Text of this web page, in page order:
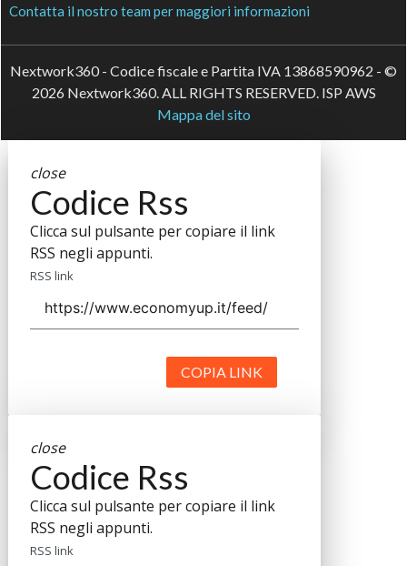
Contatta il nostro team per maggiori informazioni
Nextwork360 - Codice fiscale e Partita IVA 13868590962 - ©
2026 Nextwork360. ALL RIGHTS RESERVED. ISP AWS
Mappa del sito
close
Codice Rss
Clicca sul pulsante per copiare il link
RSS negli appunti.
RSS link
COPIA LINK
close
Codice Rss
Clicca sul pulsante per copiare il link
RSS negli appunti.
RSS link